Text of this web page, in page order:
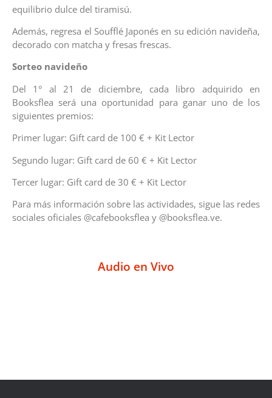
equilibrio dulce del tiramisú.
Además, regresa el Soufflé Japonés en su edición navideña,
decorado con matcha y fresas frescas.
Sorteo navideño
Del 1° al 21 de diciembre, cada libro adquirido en
Booksflea será una oportunidad para ganar uno de los
siguientes premios:
Primer lugar: Gift card de 100 € + Kit Lector
Segundo lugar: Gift card de 60 € + Kit Lector
Tercer lugar: Gift card de 30 € + Kit Lector
Para más información sobre las actividades, sigue las redes
sociales oficiales @cafebooksflea y @booksflea.ve.
Audio en Vivo